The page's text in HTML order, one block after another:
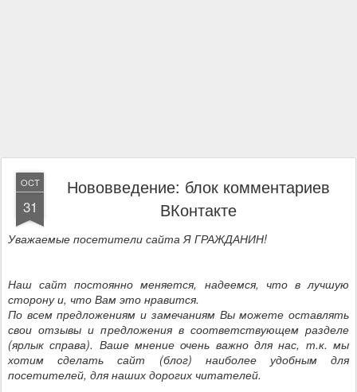
OCT
31
Нововведение: блок комментариев
ВКонтакте
Уважаемые посетители сайта Я ГРАЖДАНИН!
Наш сайт постоянно меняется, надеемся, что в лучшую
сторону и, что Вам это нравится.
По всем предложениям и замечаниям Вы можете оставлять
свои отзывы и предложения в соответствующем разделе
(ярлык справа). Ваше мнение очень важно для нас, т.к. мы
хотим сделать сайт (блог) наиболее удобным для
посетителей, для наших дорогих читателей.